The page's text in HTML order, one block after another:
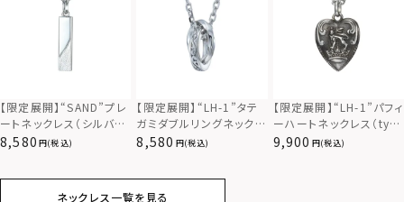
PRICE
〜
COLOR
【限定展開】“SAND”プレ
ートネックレス（シルバ
ー）/サージカルステンレ
8,580 (税込)
【限定展開】“LH-1”タテ
ガミダブルリングネックレ
ス（ツイスト/シルバー）/
8,580 (税込)
【限定展開】“LH-1”パフィ
ーハートネックレス（typ
e A）/サージカルステンレ
9,900 (税込)
ネックレス一覧を見る